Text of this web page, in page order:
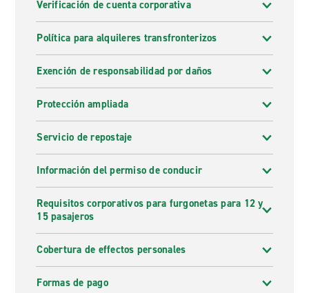
Verificación de cuenta corporativa
Política para alquileres transfronterizos
Exención de responsabilidad por daños
Protección ampliada
Servicio de repostaje
Información del permiso de conducir
Requisitos corporativos para furgonetas para 12 y
15 pasajeros
Cobertura de effectos personales
Formas de pago